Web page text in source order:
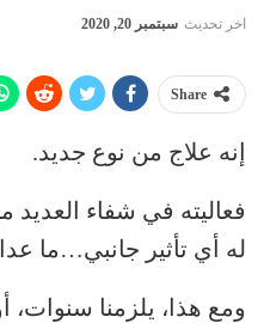
اخر تحديث سبتمبر 20, 2020
Share
إنه علاج من نوع جديد.
فعاليته في شفاء
له أي تأثير جانبي…ما
ومع هذا، يلزمنا